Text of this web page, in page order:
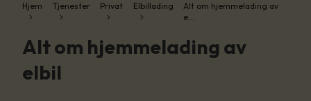
Hjem Tjenester Privat Elbillading
Alt om hjemmelading av
e…
Alt om hjemmelading av
elbil